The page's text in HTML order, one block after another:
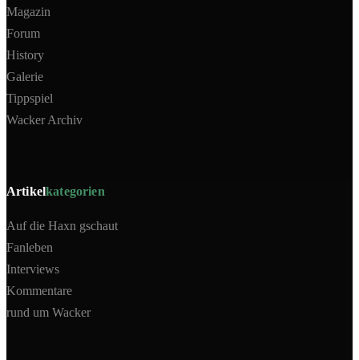
Magazin
Forum
History
Galerie
Tippspiel
Wacker Archiv
Artikelkategorien
Auf die Haxn gschaut
Fanleben
Interviews
Kommentare
rund um Wacker